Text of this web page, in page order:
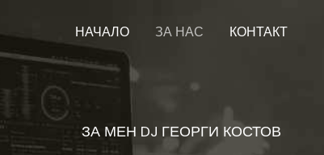
НАЧАЛО ЗА НАС КОНТАКТ
ЗА МЕН DJ ГЕОРГИ КОСТОВ